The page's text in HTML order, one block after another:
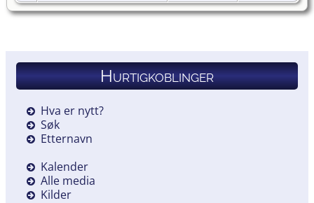
Hurtigkoblinger
Hva er nytt?
Søk
Etternavn
Kalender
Alle media
Kilder